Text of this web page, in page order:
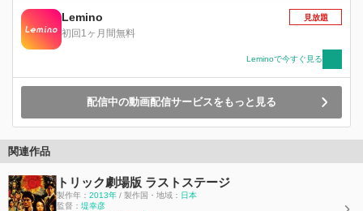
Lemino
初回1ヶ月間無料
見放題
Leminoで今すぐ見る
配信中の動画配信サービスをもっと見る
関連作品
トリック劇場版 ラストステージ
製作年： 2013年 / 製作国・地域： 日本
監督： 堤幸彦